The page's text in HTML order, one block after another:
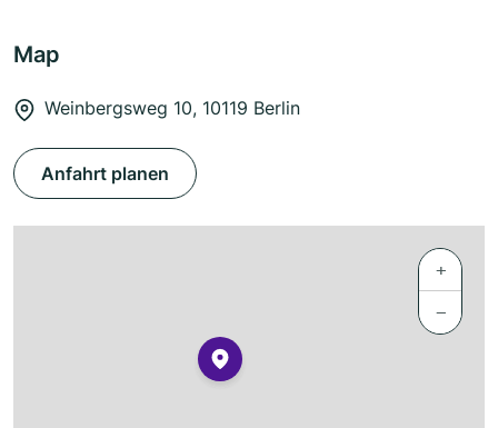
Map
Weinbergsweg 10, 10119 Berlin
Anfahrt planen
+
−